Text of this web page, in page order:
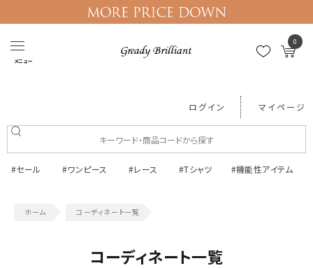
メニュー
0
ログイン マイページ
#セール #ワンピース #レース #Tシャツ #機能性アイテム
コーディネート一覧
コーディネート一覧